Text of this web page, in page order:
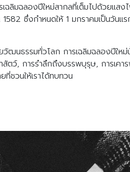
ลิมฉลองปีใหม่สากลที่เต็มไปด้วยแส
1582 ซึ่งกำหนดให้ 1 มกราคมเป็นวั
วัฒนธรรมทั่วโลก การเฉลิมฉลองปีใ
สัตว์, การรำลึกถึงบรรพบุรุษ, การเค
ชวนให้เราได้ทบทวน